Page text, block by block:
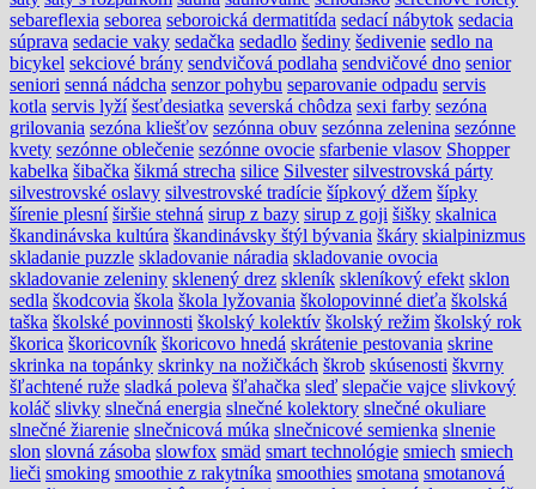
sebareflexia seborea seboroická dermatitída sedací nábytok sedacia
súprava sedacie vaky sedačka sedadlo šediny šedivenie sedlo na
bicykel sekciové brány sendvičová podlaha sendvičové dno senior
seniori senná nádcha senzor pohybu separovanie odpadu servis
kotla servis lyží šesťdesiatka severská chôdza sexi farby sezóna
grilovania sezóna kliešťov sezónna obuv sezónna zelenina sezónne
kvety sezónne oblečenie sezónne ovocie sfarbenie vlasov Shopper
kabelka šibačka šikmá strecha silice Silvester silvestrovská párty
silvestrovské oslavy silvestrovské tradície šípkový džem šípky
šírenie plesní širšie stehná sirup z bazy sirup z goji šišky skalnica
škandinávska kultúra škandinávsky štýl bývania škáry skialpinizmus
skladanie puzzle skladovanie náradia skladovanie ovocia
skladovanie zeleniny sklenený drez skleník skleníkový efekt sklon
sedla škodcovia škola škola lyžovania školopovinné dieťa školská
taška školské povinnosti školský kolektív školský režim školský rok
škorica škoricovník škoricovo hnedá skrátenie pestovania skrine
skrinka na topánky skrinky na nožičkách škrob skúsenosti škvrny
šľachtené ruže sladká poleva šľahačka sleď slepačie vajce slivkový
koláč slivky slnečná energia slnečné kolektory slnečné okuliare
slnečné žiarenie slnečnicová múka slnečnicové semienka slnenie
slon slovná zásoba slowfox smäd smart technológie smiech smiech
lieči smoking smoothie z rakytníka smoothies smotana smotanová